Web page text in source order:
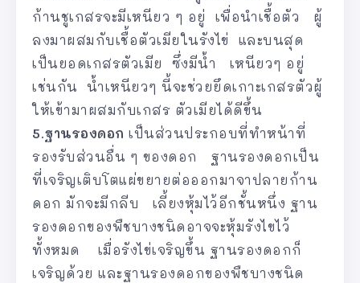
ก้านชูเกสรจะมีเหนียว ๆ อยู่ เพื่อนำเชื้อตัว ผู้
ลงมาผสมกับเชื้อตัวเมียในรังไข่ และบนสุด
เป็นยอดเกสรตัวเมีย ซึ่งมีนํ้า เหนียวๆ อยู่
เช่นกัน นํ้าเหนียวๆ นี้จะช่วยยึดเกาะเกสรตัวผู้
ให้เข้ามาผสมกับเกสร ตัวเมียได้ดีขึ้น
5.ฐานรองดอก เป็นส่วนประกอบที่ทำหน้าที่
รองรับส่วนอื่น ๆ ของดอก ฐานรองดอกเป็น
ที่เจริญเติบโตแผ่ขยายต่อออกมาจาปลายก้าน
ดอก มักจะมีกลีบ เลี้ยงหุ้มไว้อีกชั้นหนึ่ง ฐาน
รองดอกของพืชบางชนิดอาจจะหุ้มรังไขไว้
ทั้งหมด เมื่อรังไข่เจริญขึ้น ฐานรองดอกก็
เจริญด้วย และฐานรองดอกของพืชบางชนิด